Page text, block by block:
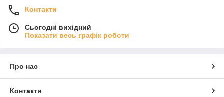
Контакти
Сьогодні вихідний
Показати весь графік роботи
Про нас
Контакти